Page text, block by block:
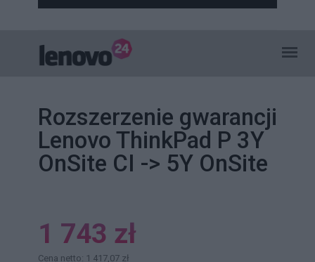
Rozszerzenie gwarancji
Lenovo ThinkPad P 3Y
OnSite CI -> 5Y OnSite
1 743 zł
Cena netto: 1 417,07 zł